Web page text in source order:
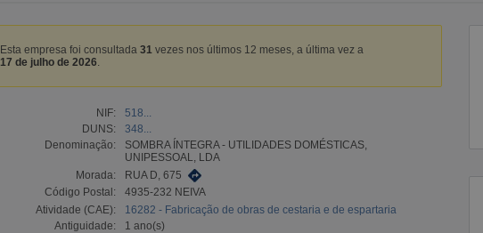
Esta empresa foi consultada 31 vezes nos últimos 12 meses, a última vez a
17 de julho de 2026
NIF:
518...
DUNS:
348...
Denominação:
SOMBRA ÍNTEGRA - UTILIDADES DOMÉSTICAS,
UNIPESSOAL, LDA
Morada:
RUA D, 675
Código Postal:
4935-232 NEIVA
Atividade (CAE):
16282 - Fabricação de obras de cestaria e de espartaria
Antiguidade:
1 ano(s)